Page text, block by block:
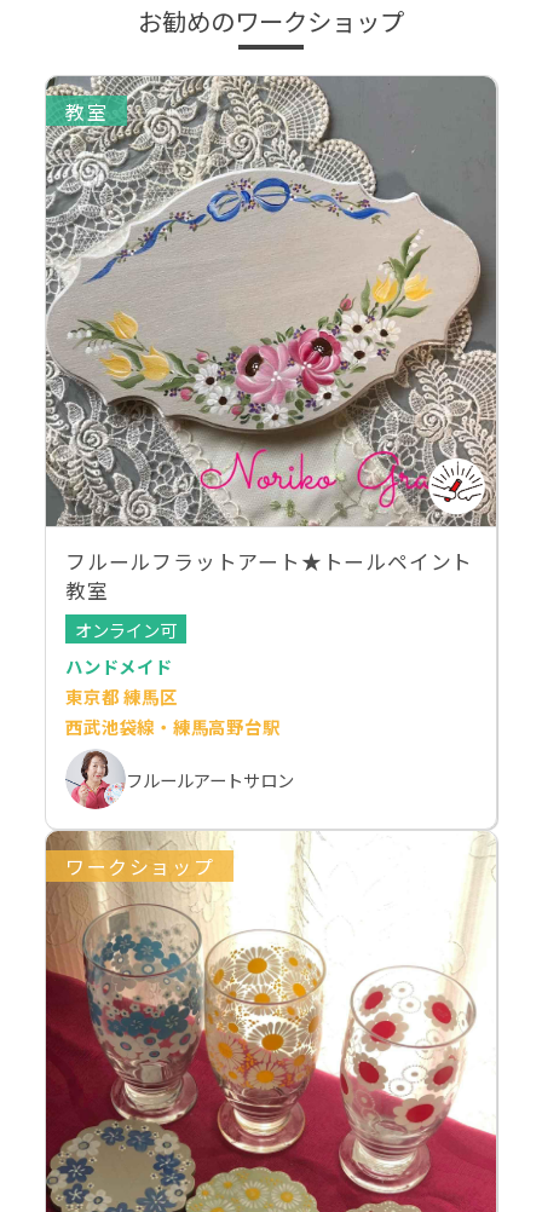
お勧めのワークショップ
教室
フルールフラットアート★トールペイント
教室
オンライン可
ハンドメイド
東京都 練馬区
西武池袋線・練馬高野台駅
フルールアートサロン
ワークショップ